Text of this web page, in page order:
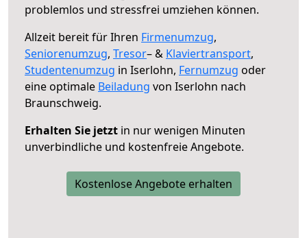
problemlos und stressfrei umziehen können.
Allzeit bereit für Ihren Firmenumzug,
Seniorenumzug, Tresor– & Klaviertransport,
Studentenumzug in Iserlohn, Fernumzug oder
eine optimale Beiladung von Iserlohn nach
Braunschweig.
Erhalten Sie jetzt in nur wenigen Minuten
unverbindliche und kostenfreie Angebote.
Kostenlose Angebote erhalten